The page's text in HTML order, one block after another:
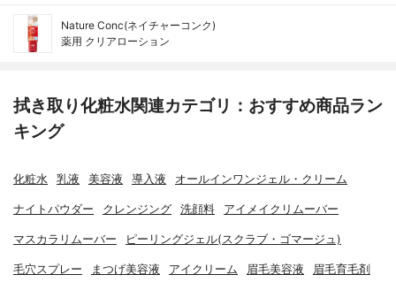
Nature Conc(ネイチャーコンク)
薬用 クリアローション
拭き取り化粧水関連カテゴリ：おすすめ商品ラン
キング
化粧水 乳液 美容液 導入液 オールインワンジェル・クリーム
ナイトパウダー クレンジング 洗顔料 アイメイクリムーバー
マスカラリムーバー ピーリングジェル(スクラブ・ゴマージュ)
毛穴スプレー まつげ美容液 アイクリーム 眉毛美容液 眉毛育毛剤